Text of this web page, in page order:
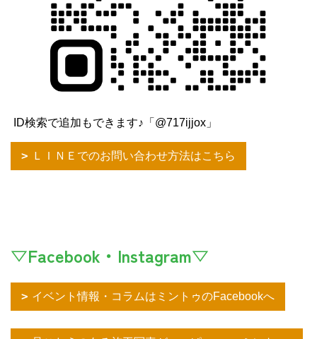
ID検索で追加もできます♪「@717ijjox」
ＬＩＮＥでのお問い合わせ方法はこちら
▽Facebook・Instagram▽
イベント情報・コラムはミントゥのFacebookへ